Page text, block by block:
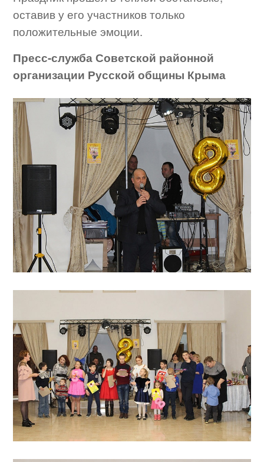
оставив у его участников только
положительные эмоции.
Пресс-служба Советской районной
организации Русской общины Крыма